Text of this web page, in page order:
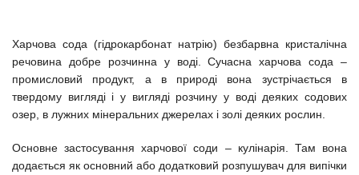
Харчова сода (гідрокарбонат натрію) безбарвна кристалічна
речовина добре розчинна у воді. Сучасна харчова сода –
промисловий продукт, а в природі вона зустрічається в
твердому вигляді і у вигляді розчину у воді деяких содових
озер, в лужних мінеральних джерелах і золі деяких рослин.
Основне застосування харчової соди – кулінарія. Там вона
додається як основний або додатковий розпушувач для випічки